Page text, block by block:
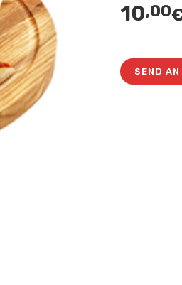
10,00
SEND